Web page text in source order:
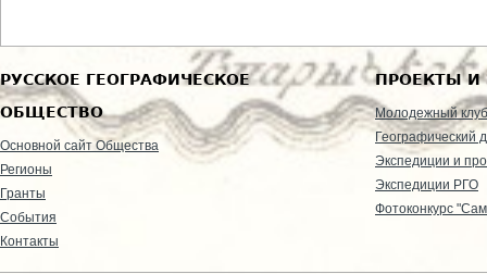
РУССКОЕ ГЕОГРАФИЧЕСКОЕ
ОБЩЕСТВО
Основной сайт Общества
Регионы
Гранты
События
Контакты
ПРОЕКТЫ И
Молодежный клуб
Географический
Экспедиции и
Экспедиции РГО
Фотоконкурс